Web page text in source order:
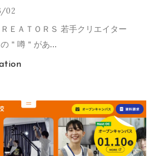
02
ＥＡＴＯＲＳ 若手クリエイター
＂噂＂があ…